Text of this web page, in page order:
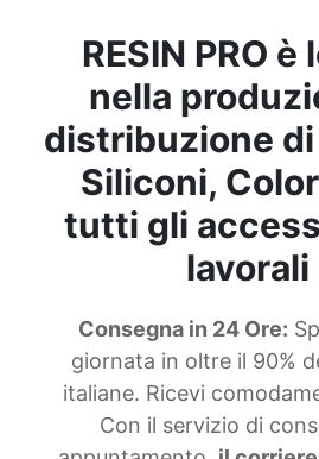
RESIN PRO è
nella
distribuzione di
Siliconi,
tutti gli
lavorali
Consegna in 24 Ore:
giornata in oltre il 90%
italiane. Ricevi
Con il servizio di